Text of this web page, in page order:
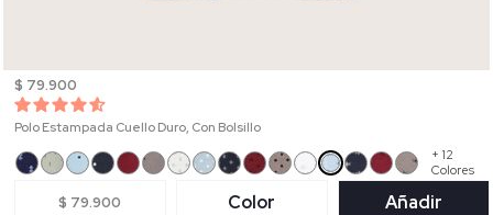
$ 79.900
Polo Estampada Cuello Duro, Con Bolsillo
+ 12
Colores
$ 79.900 Color Añadir